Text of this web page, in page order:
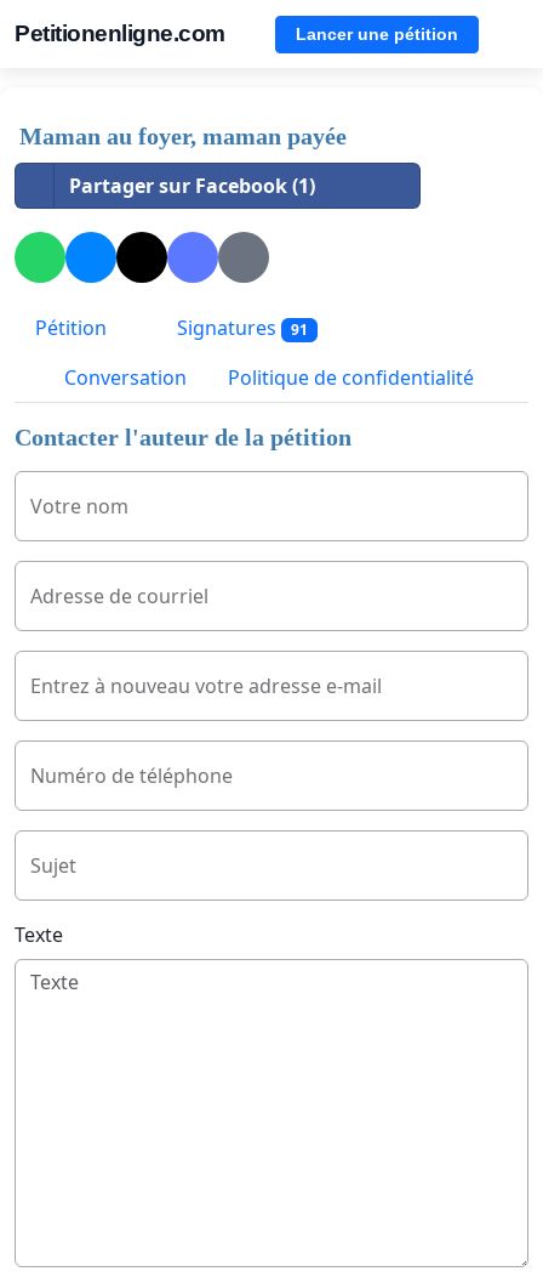
Petitionenligne.com Lancer une pétition
Maman au foyer, maman payée
Partager sur Facebook (1)
Pétition Signatures 91
Conversation Politique de confidentialité
Contacter l'auteur de la pétition
Votre nom
Adresse de courriel
Entrez à nouveau votre adresse e-mail
Numéro de téléphone
Sujet
Texte